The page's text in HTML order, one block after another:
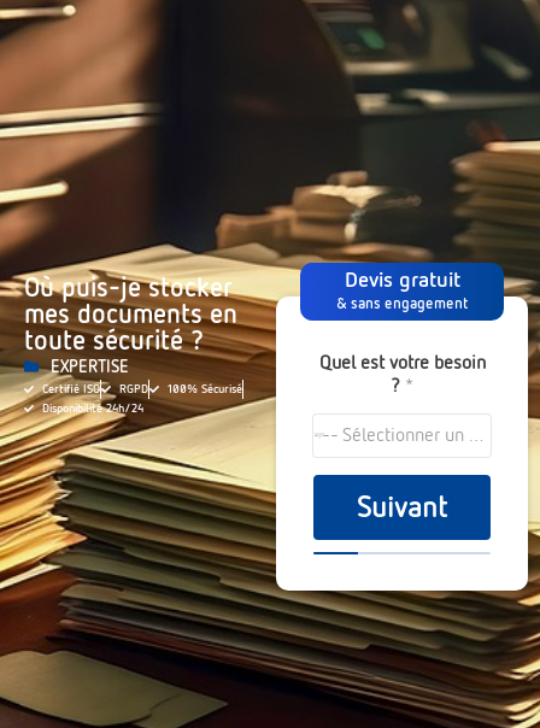
Où puis-je stocker
mes documents en
toute sécurité ?
EXPERTISE
Certifié ISO RGPD
100% Sécurisé
Disponibilité 24h/24
Devis gratuit
& sans engagement
Quel est votre besoin
? *
--- Sélectionner un choix ---
p
r
x
i
m
a
t
i
Suivant